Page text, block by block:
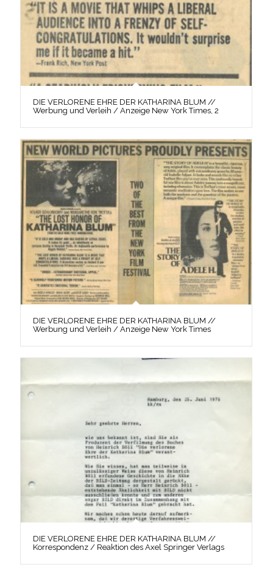
DIE VERLORENE EHRE DER KATHARINA BLUM //
Werbung und Verleih / Anzeige New York Times, 2
DIE VERLORENE EHRE DER KATHARINA BLUM //
Werbung und Verleih / Anzeige New York Times
DIE VERLORENE EHRE DER KATHARINA BLUM //
Korrespondenz / Reaktion des Axel Springer Verlags